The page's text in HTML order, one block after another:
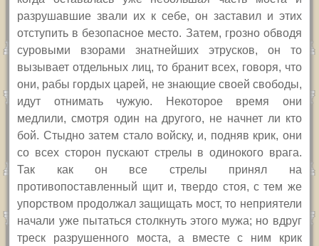
разрушавшие звали их к себе, он заставил и этих
отступить в безопасное место. Затем, грозно обводя
суровыми взорами знатнейших этрусков, он то
вызывает отдельных лиц, то бранит всех, говоря, что
они, рабы гордых царей, не знающие своей свободы,
идут отнимать чужую. Некоторое время они
медлили, смотря один на другого, не начнет ли кто
бой. Стыдно затем стало войску, и, подняв крик, они
со всех сторон пускают стрелы в одинокого врага.
Так как он все стрелы принял на
противопоставленный щит и, твердо стоя, с тем же
упорством продолжал защищать мост, то неприятели
начали уже пытаться столкнуть этого мужа; но вдруг
треск разрушенного моста, а вместе с ним крик